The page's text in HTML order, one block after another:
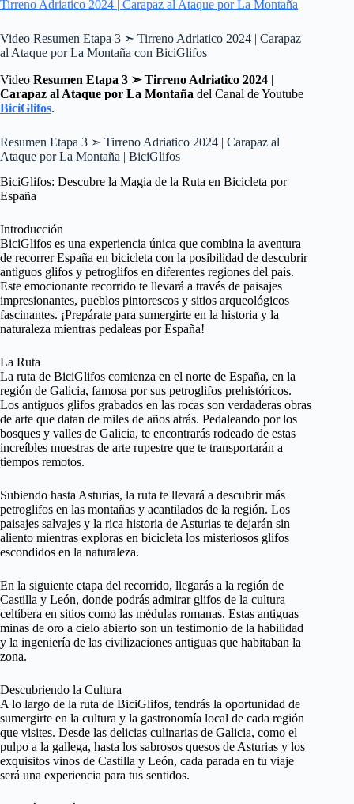
Tirreno Adriatico 2024 | Carapaz al Ataque por La Montaña
Video Resumen Etapa 3 ➣ Tirreno Adriatico 2024 | Carapaz
al Ataque por La Montaña con BiciGlifos
Video Resumen Etapa 3 ➣ Tirreno Adriatico 2024 |
Carapaz al Ataque por La Montaña del Canal de Youtube
BiciGlifos.
Resumen Etapa 3 ➣ Tirreno Adriatico 2024 | Carapaz al
Ataque por La Montaña | BiciGlifos
BiciGlifos: Descubre la Magia de la Ruta en Bicicleta por
España
Introducción
BiciGlifos es una experiencia única que combina la aventura
de recorrer España en bicicleta con la posibilidad de descubrir
antiguos glifos y petroglifos en diferentes regiones del país.
Este emocionante recorrido te llevará a través de paisajes
impresionantes, pueblos pintorescos y sitios arqueológicos
fascinantes. ¡Prepárate para sumergirte en la historia y la
naturaleza mientras pedaleas por España!
La Ruta
La ruta de BiciGlifos comienza en el norte de España, en la
región de Galicia, famosa por sus petroglifos prehistóricos.
Los antiguos glifos grabados en las rocas son verdaderas obras
de arte que datan de miles de años atrás. Pedaleando por los
bosques y valles de Galicia, te encontrarás rodeado de estas
increíbles muestras de arte rupestre que te transportarán a
tiempos remotos.
Subiendo hasta Asturias, la ruta te llevará a descubrir más
petroglifos en las montañas y acantilados de la región. Los
paisajes salvajes y la rica historia de Asturias te dejarán sin
aliento mientras exploras en bicicleta los misteriosos glifos
escondidos en la naturaleza.
En la siguiente etapa del recorrido, llegarás a la región de
Castilla y León, donde podrás admirar glifos de la cultura
celtíbera en sitios como las médulas romanas. Estas antiguas
minas de oro a cielo abierto son un testimonio de la habilidad
y la ingeniería de las civilizaciones antiguas que habitaban la
zona.
Descubriendo la Cultura
A lo largo de la ruta de BiciGlifos, tendrás la oportunidad de
sumergirte en la cultura y la gastronomía local de cada región
que visites. Desde las delicias culinarias de Galicia, como el
pulpo a la gallega, hasta los sabrosos quesos de Asturias y los
exquisitos vinos de Castilla y León, cada parada en tu viaje
será una experiencia para tus sentidos.